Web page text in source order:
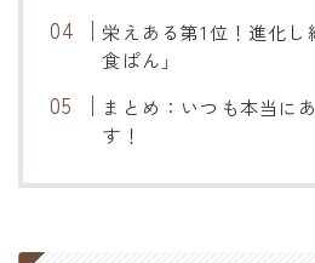
栄えある第1位！進化
食ぱん」
まとめ：いつも本当に
す！